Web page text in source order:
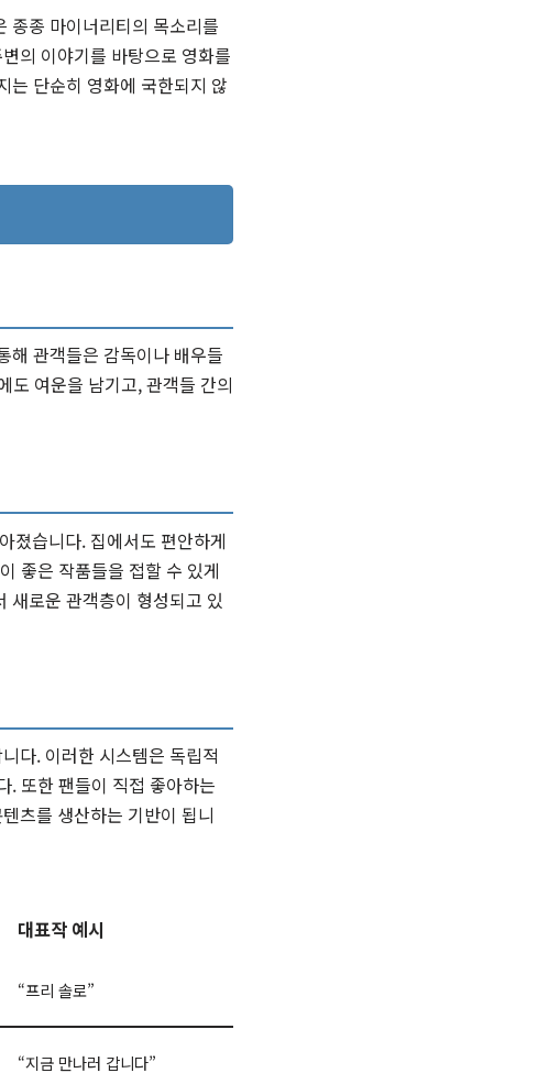
종종 마이너리티의 목소리를
의 이야기를 바탕으로 영화를
는 단순히 영화에 국한되지 않
해 관객들은 감독이나 배우들
도 여운을 남기고, 관객들 간의
졌습니다. 집에서도 편안하게
좋은 작품들을 접할 수 있게
새로운 관객층이 형성되고 있
다. 이러한 시스템은 독립적
. 또한 팬들이 직접 좋아하는
츠를 생산하는 기반이 됩니
대표작 예시
“프리 솔로”
“지금 만나러 갑니다”